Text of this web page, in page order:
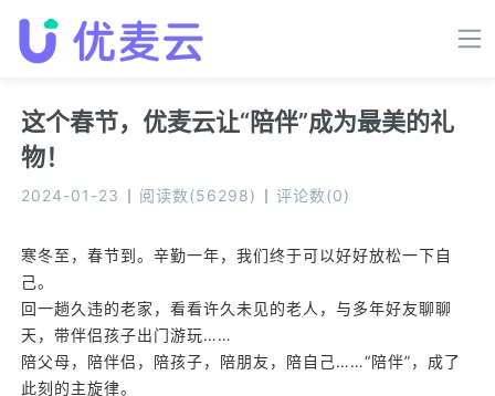
这个春节，优麦云让“陪伴”成为最美的礼
物！
2024-01-23 阅读数(56298) 评论数(0)
寒冬至，春节到。辛勤一年，我们终于可以好好放松一下自
己。
回一趟久违的老家，看看许久未见的老人，与多年好友聊聊
天，带伴侣孩子出门游玩……
陪父母，陪伴侣，陪孩子，陪朋友，陪自己……“陪伴”，成了
此刻的主旋律。